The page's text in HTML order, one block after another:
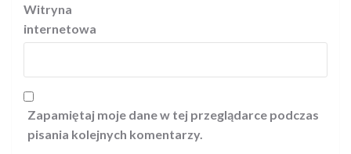
Witryna
internetowa
Zapamiętaj moje dane w tej przeglądarce podczas
pisania kolejnych komentarzy.